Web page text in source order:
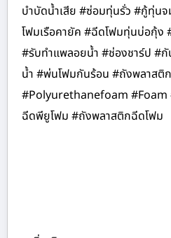
บำบัดน้ำเสีย #ซ่อมทุ่นรั่ว #กู้ทุ่น
โฟมเรือคายัค #ฉีดโฟมทุ่นบ่อกุ้ง
#รับทำแพลอยน้ำ #ช่องชาร์ป #
น้ำ #พ่นโฟมกันร้อน #ถังพลาสติ
#Polyurethanefoam
ฉีดพียูโฟม #ถังพลาสติกฉีดโฟม